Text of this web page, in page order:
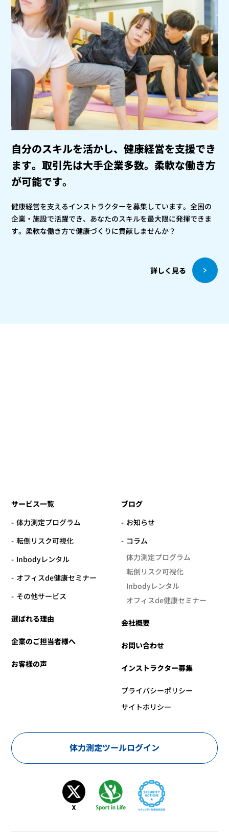
自分のスキルを活かし、健康経営を支援でき
ます。取引先は大手企業多数。柔軟な働き方
が可能です。
健康経営を支えるインストラクターを募集しています。全国の
企業・施設で活躍でき、あなたのスキルを最大限に発揮できま
す。柔軟な働き方で健康づくりに貢献しませんか？
詳しく見る
サービス一覧
体力測定プログラム
転倒リスク可視化
Inbodyレンタル
オフィスde健康セミナー
その他サービス
選ばれる理由
企業のご担当者様へ
お客様の声
ブログ
お知らせ
コラム
体力測定プログラム
転倒リスク可視化
Inbodyレンタル
オフィスde健康セミナー
会社概要
お問い合わせ
インストラクター募集
プライバシーポリシー
サイトポリシー
体力測定ツールログイン